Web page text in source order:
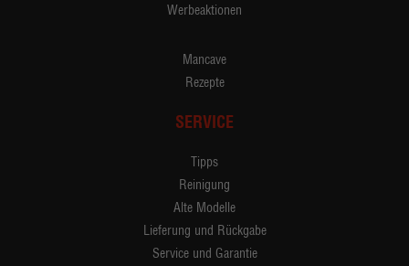
Werbeaktionen
Mancave
Rezepte
SERVICE
Tipps
Reinigung
Alte Modelle
Lieferung und Rückgabe
Service und Garantie